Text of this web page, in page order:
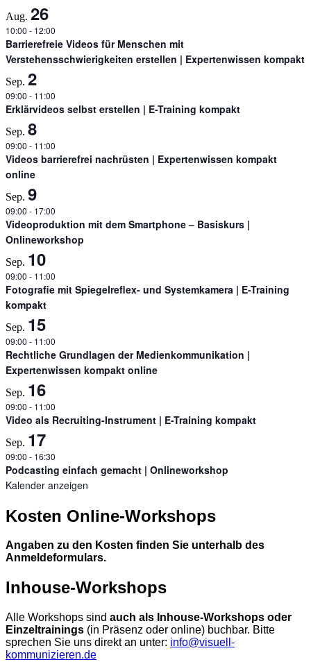
Aug. 26
10:00 - 12:00
Barrierefreie Videos für Menschen mit
Verstehensschwierigkeiten erstellen | Expertenwissen kompakt
Sep. 2
09:00 - 11:00
Erklärvideos selbst erstellen | E-Training kompakt
Sep. 8
09:00 - 11:00
Videos barrierefrei nachrüsten | Expertenwissen kompakt
online
Sep. 9
09:00 - 17:00
Videoproduktion mit dem Smartphone – Basiskurs |
Onlineworkshop
Sep. 10
09:00 - 11:00
Fotografie mit Spiegelreflex- und Systemkamera | E-Training
kompakt
Sep. 15
09:00 - 11:00
Rechtliche Grundlagen der Medienkommunikation |
Expertenwissen kompakt online
Sep. 16
09:00 - 11:00
Video als Recruiting-Instrument | E-Training kompakt
Sep. 17
09:00 - 16:30
Podcasting einfach gemacht | Onlineworkshop
Kalender anzeigen
Kosten Online-Workshops
Angaben zu den Kosten finden Sie unterhalb des
Anmeldeformulars.
Inhouse-Workshops
Alle Workshops sind auch als Inhouse-Workshops oder
Einzeltrainings (in Präsenz oder online) buchbar. Bitte
sprechen Sie uns direkt an unter: info@visuell-
kommunizieren.de